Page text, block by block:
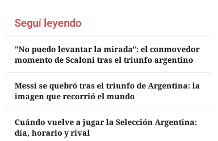
Seguí leyendo
"No puedo levantar la mirada": el conmovedor
momento de Scaloni tras el triunfo argentino
Messi se quebró tras el triunfo de Argentina: la
imagen que recorrió el mundo
Cuándo vuelve a jugar la Selección Argentina:
día, horario y rival